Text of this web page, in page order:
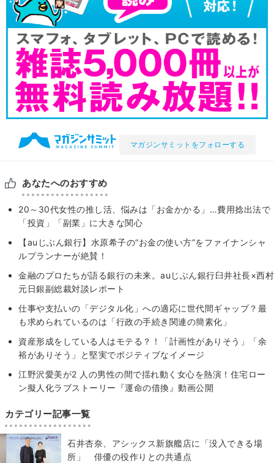
マガジンサミットをフォローする
あなたへのおすすめ
20～30代女性の推し活、悩みは「お金かかる」…費用捻出法で
「投資」「副業」に大きな関心
【auじぶん銀行】水原希子の“お金の使い方”をファイナンシャ
ルプランナーが絶賛！
金融のプロたちが語る銀行の未来。auじぶん銀行臼井社長×西村
元日銀副総裁対談レポート
仕事や支払いの「デジタル化」への適応に世代間ギャップ？最
も求められているのは「行政の手続き関連の簡素化」
資産形成をしている人はモテる？！「計画性がありそう」「余
裕がありそう」と堅実でポジティブなイメージ
江野沢愛美が2 人の男性の間で揺れ動く女心を熱演！住宅ロー
ン擬人化ラブストーリー『運命の借換』動画公開
カテゴリー記事一覧
石井杏奈、アシックス新旗艦店に「没入できる場
所」 俳優の役作りとの共通点